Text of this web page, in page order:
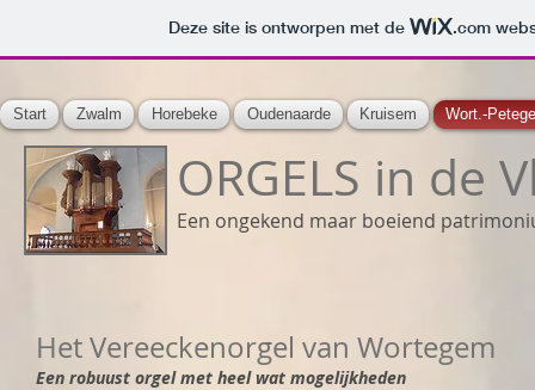
Deze site is ontworpen met de .com
Start Zwalm Horebeke Oudenaarde Kruisem Wort.-
ORGELS in de
Een ongekend maar boeiend
Het Vereeckenorgel van Wortegem
Een robuust orgel met heel wat mogelijkheden